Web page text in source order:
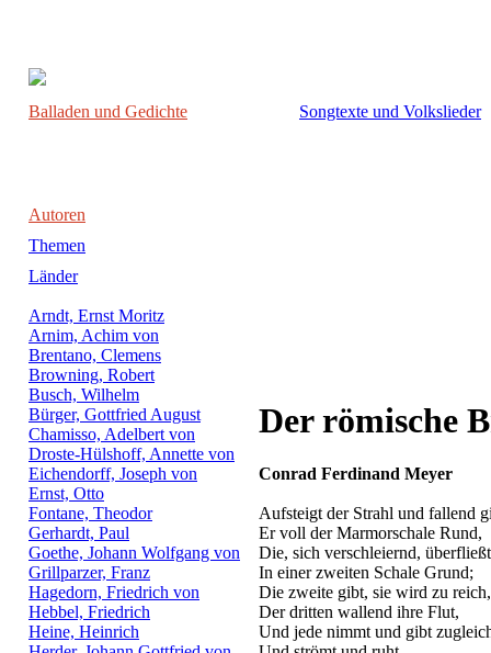
Balladen und Gedichte Songtexte und Volkslieder
Autoren
Themen
Länder
Arndt, Ernst Moritz
Arnim, Achim von
Brentano, Clemens
Browning, Robert
Busch, Wilhelm
Bürger, Gottfried August
Chamisso, Adelbert von
Droste-Hülshoff, Annette von
Eichendorff, Joseph von
Ernst, Otto
Fontane, Theodor
Gerhardt, Paul
Goethe, Johann Wolfgang von
Grillparzer, Franz
Hagedorn, Friedrich von
Hebbel, Friedrich
Heine, Heinrich
Der römische
Conrad Ferdinand Meyer
Aufsteigt der Strahl und fallend
Er voll der Marmorschale Rund,
Die, sich verschleiernd, überfließt
In einer zweiten Schale Grund;
Die zweite gibt, sie wird zu reich,
Der dritten wallend ihre Flut,
Und jede nimmt und gibt